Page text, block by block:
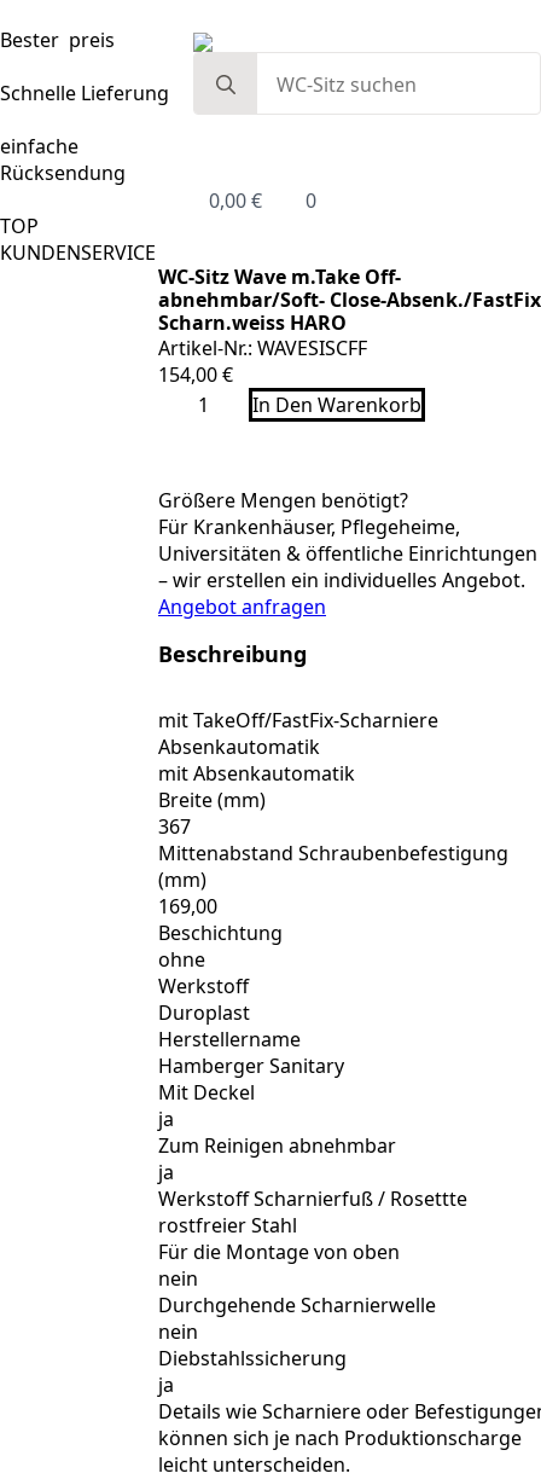
Bester preis
Schnelle Lieferung
einfache
Rücksendung
TOP
KUNDENSERVICE
for:
0,00€ 0
WC-Sitz Wave m.Take Off-
abnehmbar/Soft- Close-Absenk./
Scharn.weiss HARO
Artikel-Nr.: WAVESISCFF
154,00€
abnehmbar/Soft-
Close-
Absenk./FastFix-
Scharn.weiss
HARO
Menge
In Den Warenkorb
Größere Mengen benötigt?
Für Krankenhäuser, Pflegeheime,
Universitäten & öffentliche Einrichtungen
– wir erstellen ein individuelles Angebot.
Angebot anfragen
Beschreibung
mit TakeOff/FastFix-Scharniere
Absenkautomatik
mit Absenkautomatik
Breite (mm)
367
Mittenabstand Schraubenbefestigung
(mm)
169,00
Beschichtung
ohne
Werkstoff
Duroplast
Herstellername
Hamberger Sanitary
Mit Deckel
ja
Zum Reinigen abnehmbar
ja
Werkstoff Scharnierfuß / Rosettte
rostfreier Stahl
Für die Montage von oben
nein
Durchgehende Scharnierwelle
nein
Diebstahlssicherung
ja
Details wie Scharniere oder
können sich je nach Produktionscharge
leicht unterscheiden.